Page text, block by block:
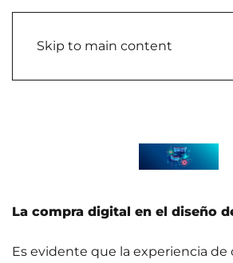
Skip to main content
La compra digital en el diseño
Es evidente que la experiencia de